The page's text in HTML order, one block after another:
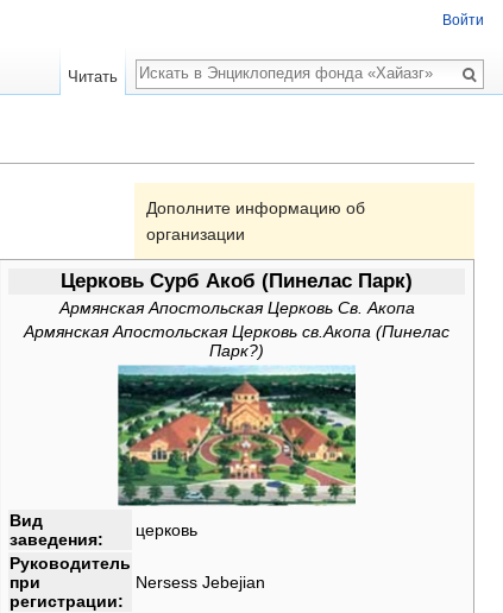
Дополните информацию об
организации
Церковь Сурб Акоб (Пинелас Парк)
Армянская Апостольская Церковь Св. Акопа
Армянская Апостольская Церковь св.Акопа (Пинелас
Парк?)
Вид
заведения:
церковь
Руководитель
при
регистрации:
Nersess Jebejian
Войти
Читать
Поиск